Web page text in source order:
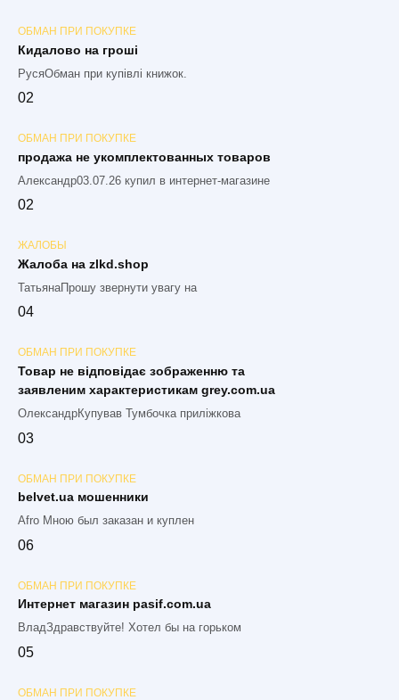
ОБМАН ПРИ ПОКУПКЕ
Кидалово на гроші
РусяОбман при купівлі книжок.
02
ОБМАН ПРИ ПОКУПКЕ
продажа не укомплектованных товаров
Александр03.07.26 купил в интернет-магазине
02
ЖАЛОБЫ
Жалоба на zlkd.shop
ТатьянаПрошу звернути увагу на
04
ОБМАН ПРИ ПОКУПКЕ
Товар не відповідає зображенню та
заявленим характеристикам grey.com.ua
ОлександрКупував Тумбочка приліжкова
03
ОБМАН ПРИ ПОКУПКЕ
belvet.ua мошенники
Afro Мною был заказан и куплен
06
ОБМАН ПРИ ПОКУПКЕ
Интернет магазин pasif.com.ua
ВладЗдравствуйте! Хотел бы на горьком
05
ОБМАН ПРИ ПОКУПКЕ